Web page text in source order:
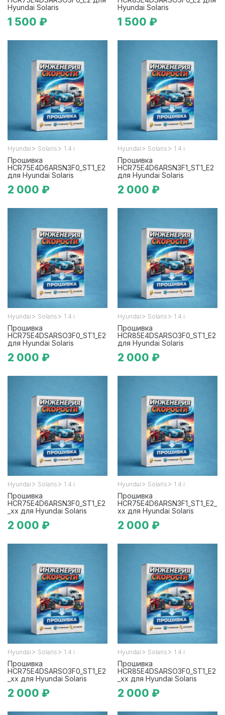
Hyundai Solaris
1 500 ₽
Hyundai Solaris
1 500 ₽
Hyundai > Solaris > 1.4 i
Прошивка
HCR75E4D6ARSN3F0_ST1_E2
для Hyundai Solaris
2 000 ₽
Hyundai > Solaris > 1.4 i
Прошивка
HCR75E4D6ARSN3F1_ST1_E2
для Hyundai Solaris
2 000 ₽
Hyundai > Solaris > 1.4 i
Прошивка
HCR75E4DSARSO3F0_ST1_E2
для Hyundai Solaris
2 000 ₽
Hyundai > Solaris > 1.4 i
Прошивка
HCR85E4DSARSO3F0_ST1_E2
для Hyundai Solaris
2 000 ₽
Hyundai > Solaris > 1.4 i
Прошивка
HCR75E4D6ARSN3F0_ST1_E2
_xx для Hyundai Solaris
2 000 ₽
Hyundai > Solaris > 1.4 i
Прошивка
HCR75E4D6ARSN3F1_ST1_E2_
xx для Hyundai Solaris
2 000 ₽
Hyundai > Solaris > 1.4 i
Прошивка
HCR75E4DSARSO3F0_ST1_E2
_xx для Hyundai Solaris
2 000 ₽
Hyundai > Solaris > 1.4 i
Прошивка
HCR85E4DSARSO3F0_ST1_E2
_xx для Hyundai Solaris
2 000 ₽